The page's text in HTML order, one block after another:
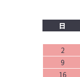
日
2
9
16